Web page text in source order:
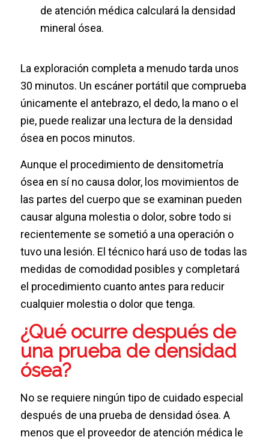
de atención médica calculará la densidad
mineral ósea.
La exploración completa a menudo tarda unos
30 minutos. Un escáner portátil que comprueba
únicamente el antebrazo, el dedo, la mano o el
pie, puede realizar una lectura de la densidad
ósea en pocos minutos.
Aunque el procedimiento de densitometría
ósea en sí no causa dolor, los movimientos de
las partes del cuerpo que se examinan pueden
causar alguna molestia o dolor, sobre todo si
recientemente se sometió a una operación o
tuvo una lesión. El técnico hará uso de todas las
medidas de comodidad posibles y completará
el procedimiento cuanto antes para reducir
cualquier molestia o dolor que tenga.
¿Qué ocurre después de
una prueba de densidad
ósea?
No se requiere ningún tipo de cuidado especial
después de una prueba de densidad ósea. A
menos que el proveedor de atención médica le